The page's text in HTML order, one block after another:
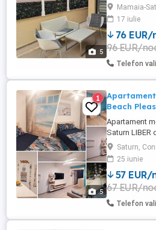
5
afla la 3
plaja, in
plaja Oneiro
mers pe jos
se afla la
dormitorul ...
Mamaia-
17 iulie
76
96 EUR/
Telefon
5
1
Beach
Apartament
Saturn LIBER
incepand de
cazarea
pentru o
apartament
(Complex Alfa
1), cu o
Saturn,
25 iunie
57
67 EUR/
Telefon